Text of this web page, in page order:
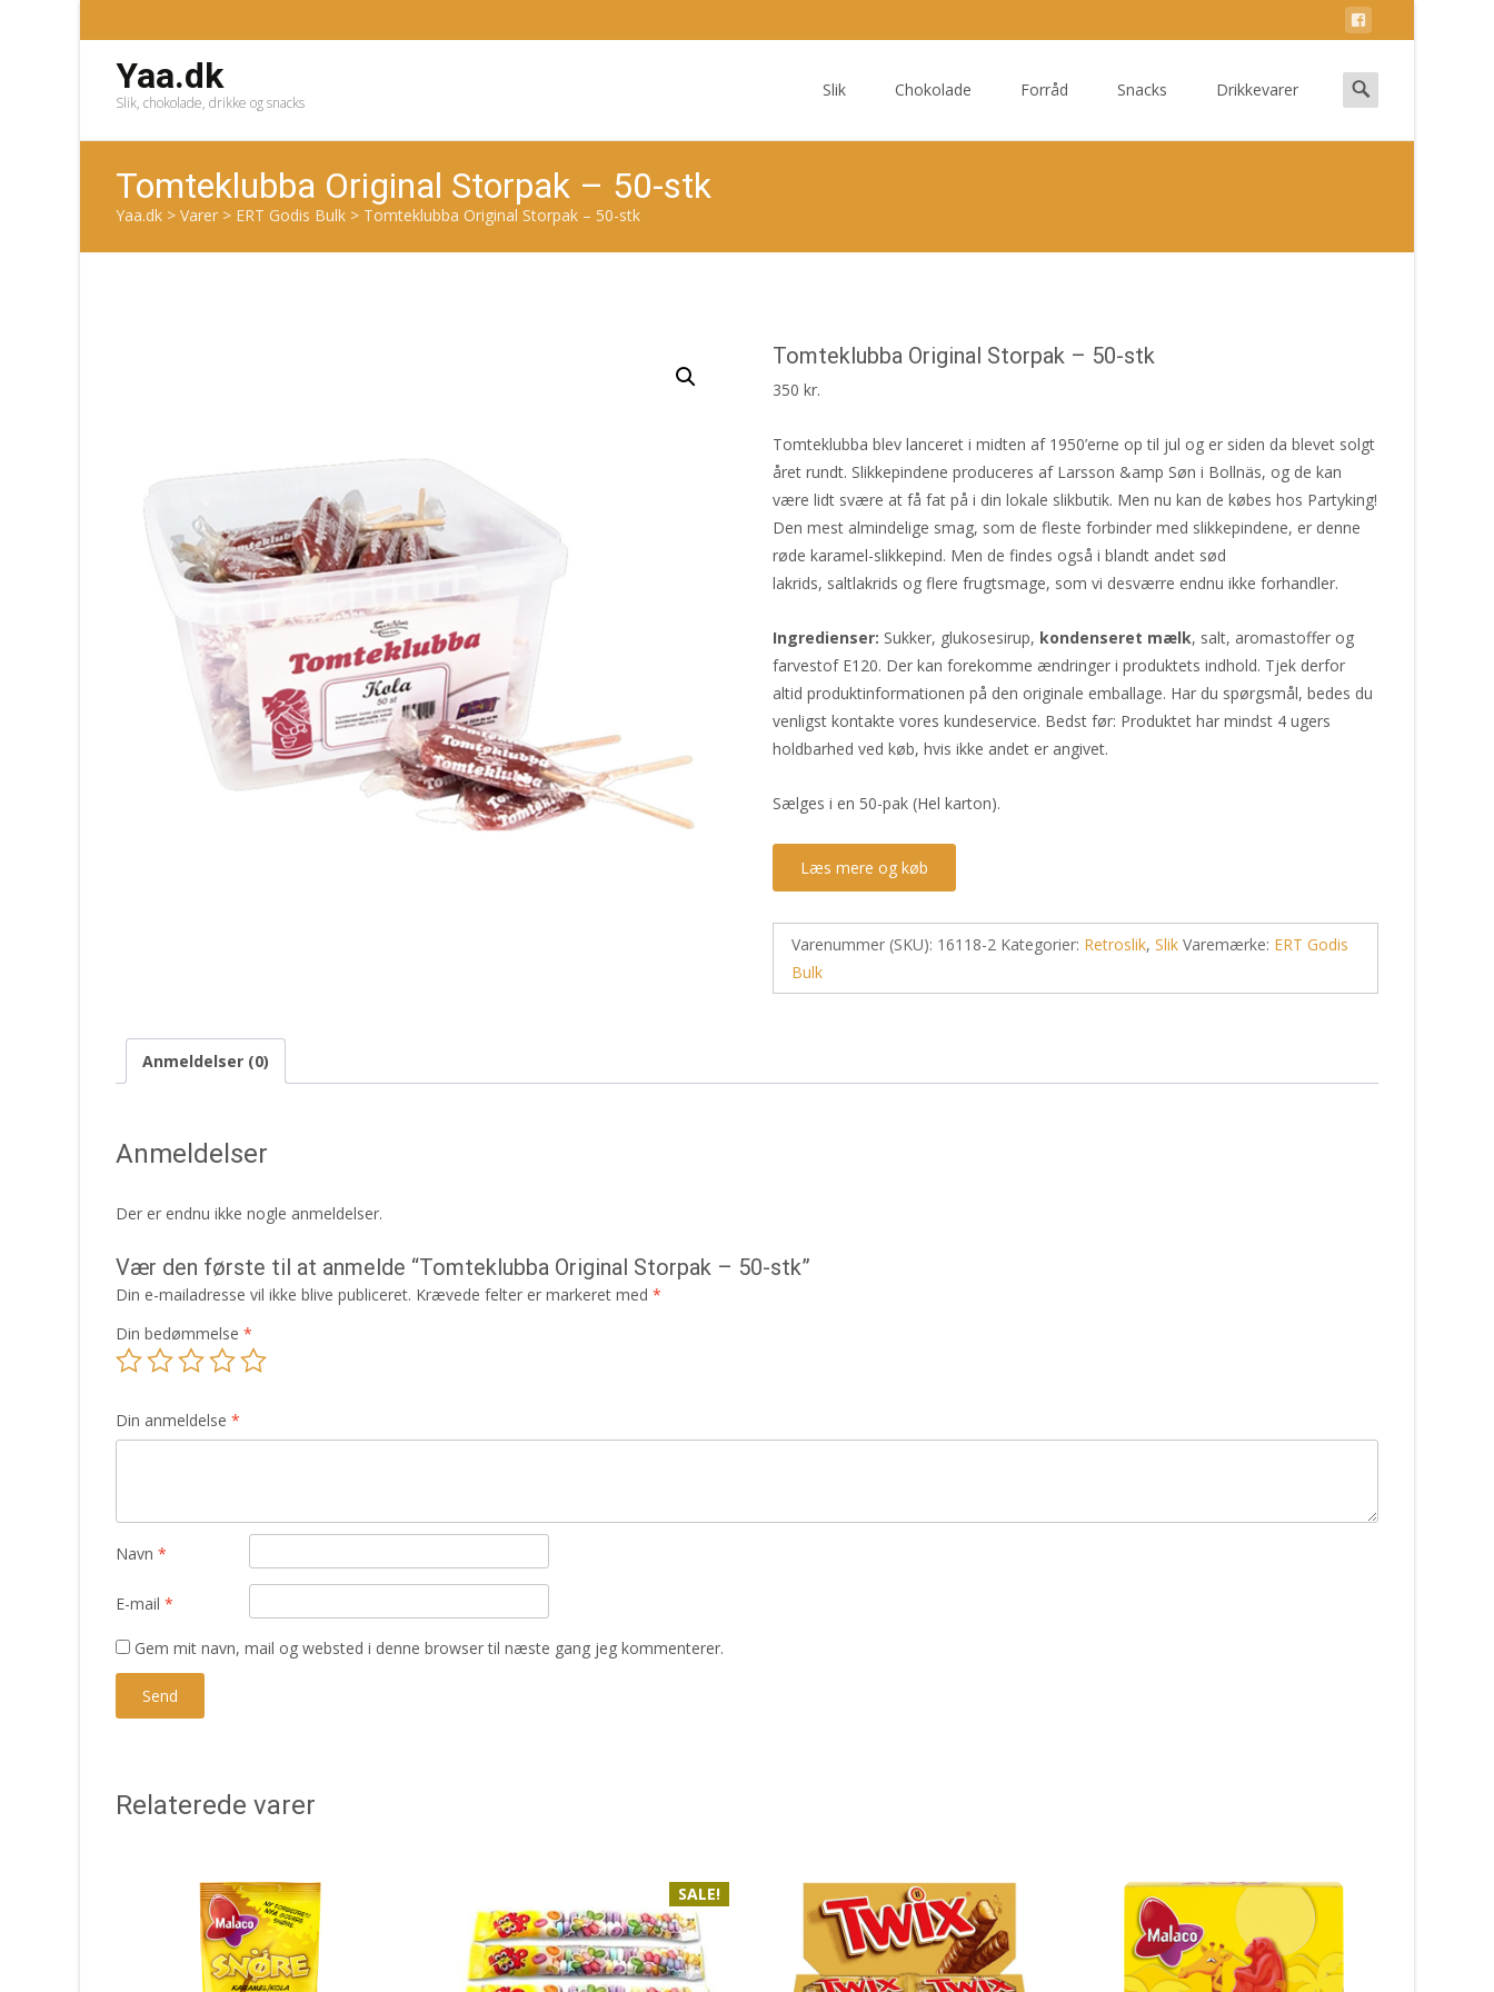
Yaa.dk
Slik, chokolade, drikke og snacks
Slik Chokolade Forråd Snacks Drikkevarer
Search
for:
Tomteklubba Original Storpak – 50-stk
Yaa.dk > Varer > ERT Godis Bulk > Tomteklubba Original Storpak – 50-stk
Tomteklubba Original Storpak – 50-stk
350 kr.
Tomteklubba blev lanceret i midten af 1950’erne op til jul og er siden da blevet solgt
året rundt. Slikkepindene produceres af Larsson &amp Søn i Bollnäs, og de kan
være lidt svære at få fat på i din lokale slikbutik. Men nu kan de købes hos Partyking!
Den mest almindelige smag, som de fleste forbinder med slikkepindene, er denne
røde karamel-slikkepind. Men de findes også i blandt andet sød
lakrids, saltlakrids og flere frugtsmage, som vi desværre endnu ikke forhandler.
Ingredienser: Sukker, glukosesirup, kondenseret mælk, salt, aromastoffer og
farvestof E120. Der kan forekomme ændringer i produktets indhold. Tjek derfor
altid produktinformationen på den originale emballage. Har du spørgsmål, bedes du
venligst kontakte vores kundeservice. Bedst før: Produktet har mindst 4 ugers
holdbarhed ved køb, hvis ikke andet er angivet.
Sælges i en 50-pak (Hel karton).
Læs mere og køb
Varenummer (SKU): 16118-2 Kategorier: Retroslik, Slik Varemærke: ERT Godis
Bulk
Anmeldelser (0)
Anmeldelser
Der er endnu ikke nogle anmeldelser.
Vær den første til at anmelde “Tomteklubba Original Storpak – 50-stk”
Din e-mailadresse vil ikke blive publiceret. Krævede felter er markeret med *
Din bedømmelse *
Din anmeldelse *
Navn *
E-mail *
Gem mit navn, mail og websted i denne browser til næste gang jeg kommenterer.
Relaterede varer
SALE!